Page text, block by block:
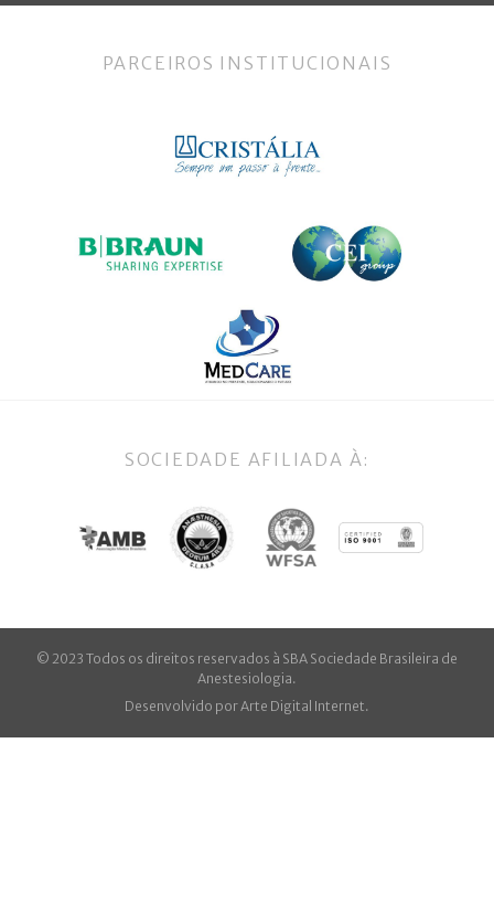
PARCEIROS INSTITUCIONAIS
SOCIEDADE AFILIADA À:
© 2023 Todos os direitos reservados à SBA Sociedade Brasileira de
Anestesiologia.
Desenvolvido por Arte Digital Internet.